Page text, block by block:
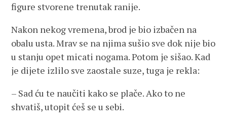
figure stvorene trenutak ranije.
Nakon nekog vremena, brod je bio izbačen na
obalu usta. Mrav se na njima sušio sve dok nije bio
u stanju opet micati nogama. Potom je sišao. Kad
je dijete izlilo sve zaostale suze, tuga je rekla:
– Sad ću te naučiti kako se plače. Ako to ne
shvatiš, utopit ćeš se u sebi.